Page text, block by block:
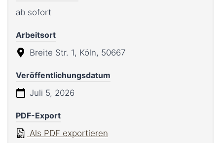
ab sofort
Arbeitsort
Breite Str. 1, Köln, 50667
Veröffentlichungsdatum
Juli 5, 2026
PDF-Export
Als PDF exportieren